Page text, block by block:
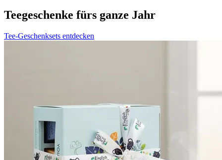
Teegeschenke fürs ganze Jahr
Tee-Geschenksets entdecken